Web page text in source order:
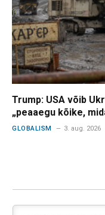
Trump: USA võib
„peaaegu kõike,
GLOBALISM 3. aug. 2026